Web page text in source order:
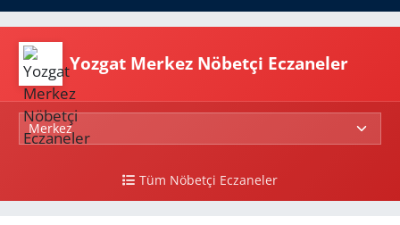
Yozgat Merkez Nöbetçi Eczaneler
Tüm Nöbetçi Eczaneler